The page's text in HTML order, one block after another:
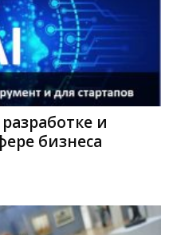
и
бизнеса